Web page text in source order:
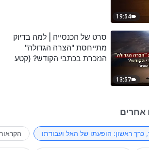
19:54
13:57
סרט של הכנסייה | למה בדיוק
מתייחסת "הצרה הגדולה"
הנזכרת בכתבי הקודש? (קטע
אחרים
ראשון: הופעתו של האל ועבודתו